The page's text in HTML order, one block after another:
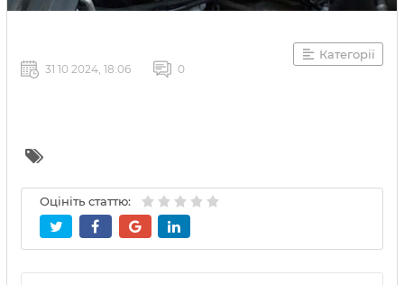
Категорії
31 10 2024, 18:06 0
Оцініть статтю: